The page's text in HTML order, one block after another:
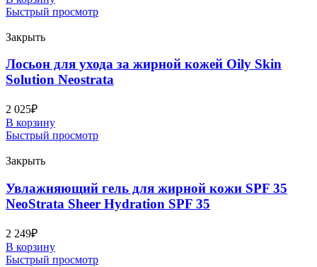
Быстрый просмотр
Закрыть
Лосьон для ухода за жирной кожей Oily Skin
Solution Neostrata
2 025₽
В корзину
Быстрый просмотр
Закрыть
Увлажняющий гель для жирной кожи SPF 35
NeoStrata Sheer Hydration SPF 35
2 249₽
В корзину
Быстрый просмотр